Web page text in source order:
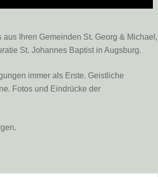
Ihren Gemeinden St. Georg & Michael,
St. Johannes Baptist in Augsburg.
immer als Erste. Geistliche
Fotos und Eindrücke der